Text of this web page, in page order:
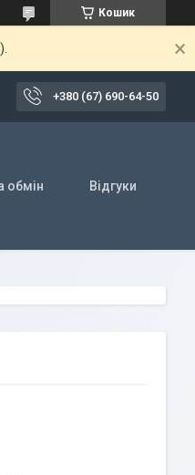
Кошик
+380 (67) 690-64-50
обмін Відгуки